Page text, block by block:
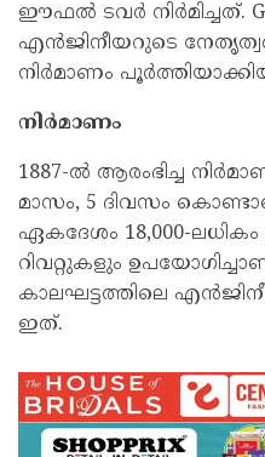
ഈഫൽ ടവർ നിർമിച്ചത്.
എൻജിനീയറുടെ
നിർമാണം
നിർമാണം
1887-ൽ ആരംഭിച്ച
മാസം, 5 ദിവസം
ഏകദേശം 18,000-
റിവറ്റുകളും
കാലഘട്ടത്തിലെ
ഇത്.